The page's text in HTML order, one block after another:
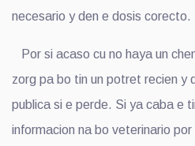
necesario y den e dosis corecto.
Por si acaso cu no haya un
zorg pa bo tin un potret recien y
publica si e perde. Si ya caba e
informacion na bo veterinario